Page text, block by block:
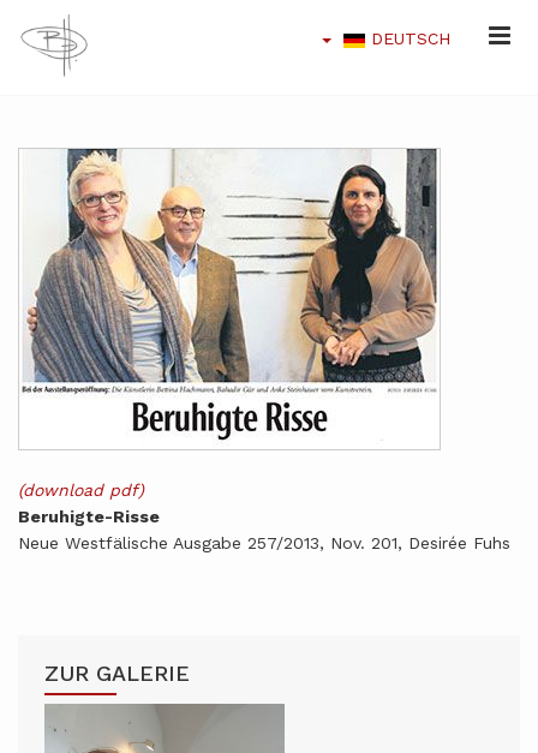
DEUTSCH
(download pdf)
Beruhigte-Risse
Neue Westfälische Ausgabe 257/2013, Nov. 201, Desirée Fuhs
ZUR GALERIE